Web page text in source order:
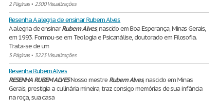
2 Páginas• 2300 Visualizações
Resenha A alegria de ensinar Rubem Alves
A alegria de ensinarRubemAlves, nascido em Boa Esperança, Minas Gerais,
em 1993. Formou-se em Teologia e Psicanálise, doutorado em Filosofia.
Trata-se de um
5 Páginas• 3223 Visualizações
Resenha Rubem Alves
RESENHA RUBEMALVESNosso mestre Rubem Alves, nascido em Minas
Gerais, prestigia a culinária mineira, traz consigo memórias de sua infância
na roça, sua casa